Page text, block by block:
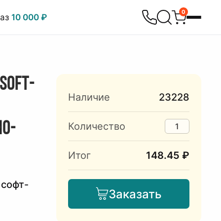
10 000 ₽
0
Наличие 23228
Количество
Итог 148.45 ₽
Заказать